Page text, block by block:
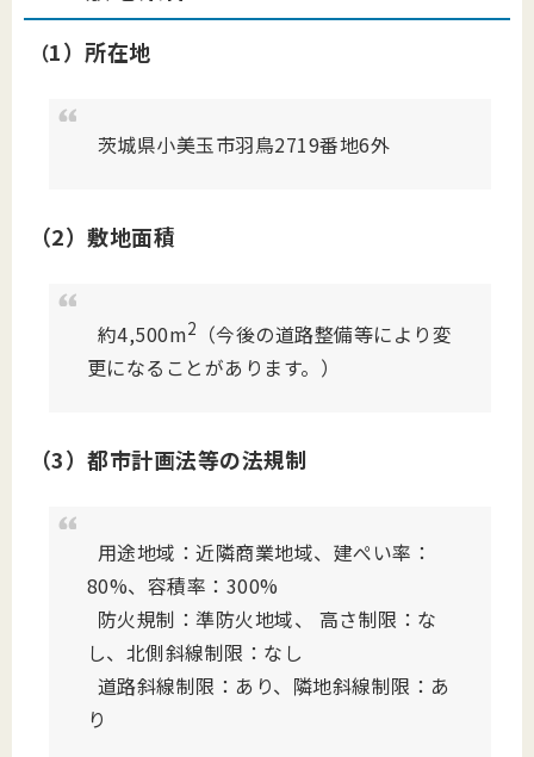
（1）所在地
茨城県小美玉市羽鳥2719番地6外
（2）敷地面積
約4,500m2
（今後の道路整備等により変
更になることがあります。）
（3）都市計画法等の法規制
用途地域：近隣商業地域、建ぺい率：
80%、容積率：300%
防火規制：準防火地域、 高さ制限：な
し、北側斜線制限：なし
道路斜線制限：あり、隣地斜線制限：あ
り